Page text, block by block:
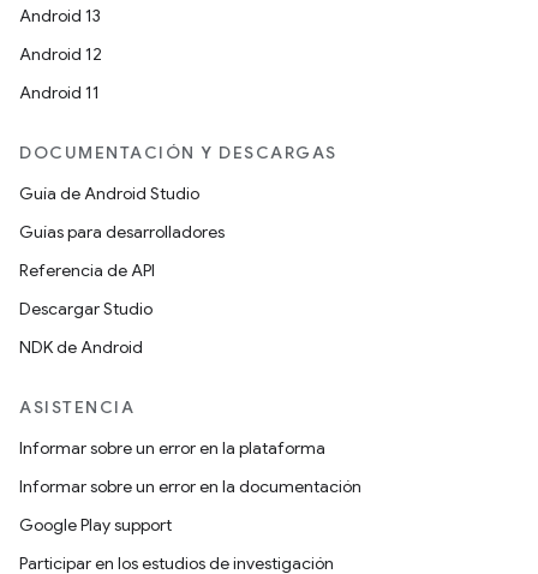
Android 13
Android 12
Android 11
DOCUMENTACIÓN Y DESCARGAS
Guía de Android Studio
Guías para desarrolladores
Referencia de API
Descargar Studio
NDK de Android
ASISTENCIA
Informar sobre un error en la plataforma
Informar sobre un error en la documentación
Google Play support
Participar en los estudios de investigación